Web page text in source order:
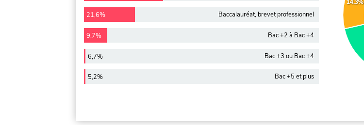
21,6% Baccalauréat, brevet professionnel
9,7% Bac +2 à Bac +4
6,7% Bac +3 ou Bac +4
5,2% Bac +5 et plus
14.3%